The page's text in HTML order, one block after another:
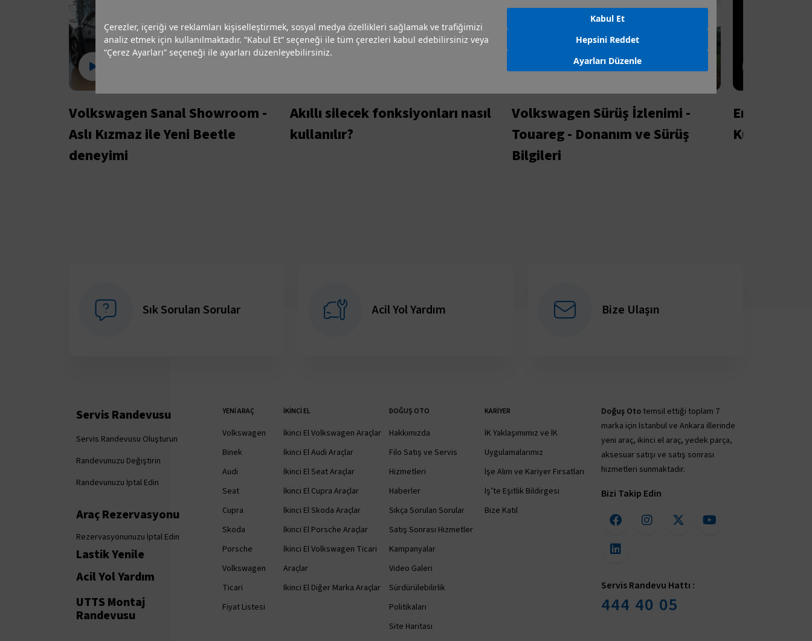
Çerezler, içeriği ve reklamları kişiselleştirmek, sosyal medya özellikleri sağlamak ve trafiğimizi
analiz etmek için kullanılmaktadır. “Kabul Et” seçeneği ile tüm çerezleri kabul edebilirsiniz veya
“Çerez Ayarları” seçeneği ile ayarları düzenleyebilirsiniz.
Ayarları Düzenle
Hepsini Reddet
Kabul Et
Volkswagen Sanal Showroom -
Aslı Kızmaz ile Yeni Beetle
deneyimi
Akıllı silecek fonksiyonları nasıl
kullanılır?
Volkswagen Sürüş İzlenimi -
Touareg - Donanım ve Sürüş
Bilgileri
Entegre
Kurulması
Sık Sorulan Sorular Acil Yol Yardım Bize Ulaşın
Servis Randevusu
Servis Randevusu Oluşturun
Randevunuzu Değiştirin
Randevunuzu İptal Edin
Araç Rezervasyonu
Rezervasyonunuzu İptal Edin
Lastik Yenile
Acil Yol Yardım
UTTS Montaj
Randevusu
YENI ARAÇ
Volkswagen
Binek
Audi
Seat
Cupra
Skoda
Porsche
Volkswagen
Ticari
Fiyat Listesi
İKINCI EL
İkinci El Volkswagen Araçlar
İkinci El Audi Araçlar
İkinci El Seat Araçlar
İkinci El Cupra Araçlar
İkinci El Skoda Araçlar
İkinci El Porsche Araçlar
İkinci El Volkswagen Ticari
Araçlar
İkinci El Diğer Marka Araçlar
DOĞUŞ OTO
Hakkımızda
Filo Satış ve Servis
Hizmetleri
Haberler
Sıkça Sorulan Sorular
Satış Sonrası Hizmetler
Kampanyalar
Video Galeri
Sürdürülebilirlik
Politikaları
Site Haritası
KARIYER
İK Yaklaşımımız ve İK
Uygulamalarımız
İşe Alım ve Kariyer Fırsatları
İş’te Eşitlik Bildirgesi
Bize Katıl
Doğuş Ototemsil ettiği toplam 7
marka için İstanbul ve Ankara illerinde
yeni araç, ikinci el araç, yedek parça,
aksesuar satışı ve satış sonrası
hizmetleri sunmaktadır.
Bizi Takip Edin
Servis Randevu Hattı :
444 40 05